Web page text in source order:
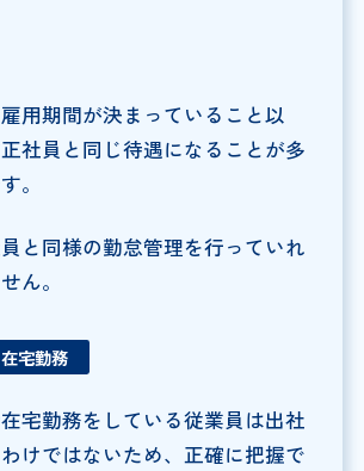
用期間が決まっていること以
社員と同じ待遇になることが多
。
と同様の勤怠管理を行っていれ
ん。
宅勤務
宅勤務をしている従業員は出社
けではないため、正確に把握で